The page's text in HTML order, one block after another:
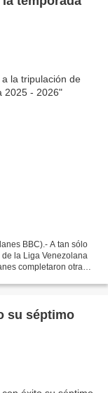
BBC).- A tan sólo
la Liga Venezolana
completaron otra
su séptimo